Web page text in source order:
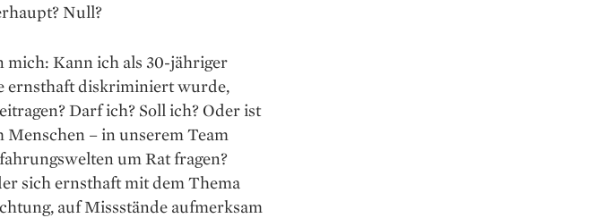
Null?
mich: Kann ich als 30-jähriger
ernsthaft diskriminiert wurde,
Darf ich? Soll ich? Oder ist
Menschen – in unserem Team
um Rat fragen?
sich ernsthaft mit dem Thema
auf Missstände aufmerksam